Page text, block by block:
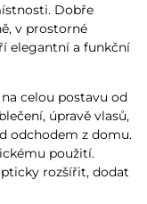
Dobře
v prostorné
elegantní a funkční
celou postavu od
úpravě vlasů,
odchodem z domu.
použití.
rozšířit, dodat